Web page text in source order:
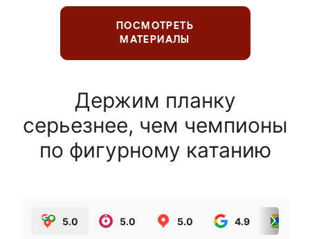
ПОСМОТРЕТЬ
МАТЕРИАЛЫ
Держим планку
серьезнее, чем чемпионы
по фигурному катанию
5.0 5.0 5.0 4.9